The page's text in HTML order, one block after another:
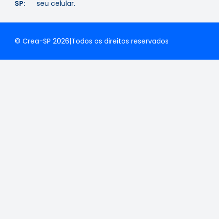
SP:
seu celular.
© Crea-SP 2026|Todos os direitos reservados